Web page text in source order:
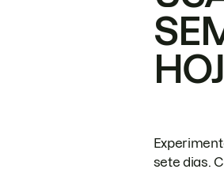
sete dias.